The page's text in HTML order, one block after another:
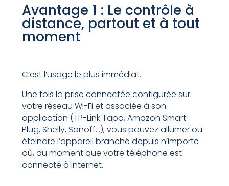
Avantage 1 : Le contrôle à
distance, partout et à tout
moment
C’est l’usage le plus immédiat.
Une fois la prise connectée configurée sur
votre réseau Wi-Fi et associée à son
application (TP-Link Tapo, Amazon Smart
Plug, Shelly, Sonoff…), vous pouvez allumer ou
éteindre l’appareil branché depuis n’importe
où, du moment que votre téléphone est
connecté à internet.